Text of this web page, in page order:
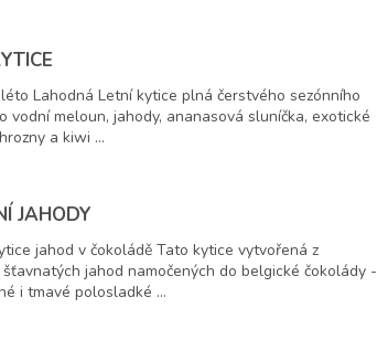
Lahodná Letní kytice plná čerstvého sezónního
vodní meloun, jahody, ananasová sluníčka, exotické
a kiwi ...
JAHODY
jahod v čokoládě Tato kytice vytvořená z
jahod namočených do belgické čokolády -
i tmavé polosladké ...